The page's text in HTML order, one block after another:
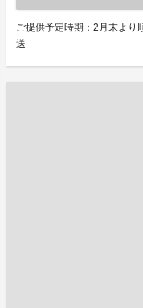
ご提供予定時期：2月末より
送